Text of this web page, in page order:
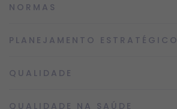
NORMAS
PLANEJAMENTO ESTRATÉGICO
QUALIDADE
QUALIDADE NA SAÚDE